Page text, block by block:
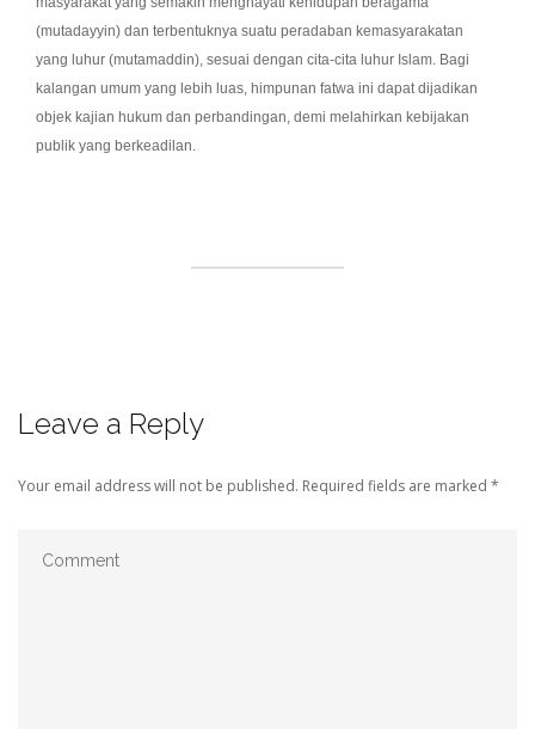
(mutadayyin) dan terbentuknya suatu peradaban kemasyarakatan
yang luhur (mutamaddin), sesuai dengan cita-cita luhur Islam. Bagi
kalangan umum yang lebih luas, himpunan fatwa ini dapat dijadikan
objek kajian hukum dan perbandingan, demi melahirkan kebijakan
publik yang berkeadilan.
Leave a Reply
Your email address will not be published. Required fields are marked *